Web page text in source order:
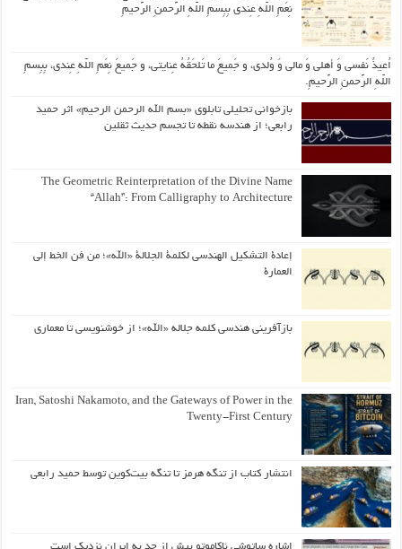
نِعَمِ اللّهِ عِندی بِبِسمِ اللّهِ الرَّحمنِ الرَّحیمِ
اُعیذُ نَفسی وَ أهلی وَ مالی وَ وُلدی، و جَمیعَ ما تَلحَقُهُ عِنایتی، و جَمیعَ نِعَمِ اللّهِ عِندی، بِبِسمِ
اللّهِ الرَّحمنِ الرَّحیمِ.
بازخوانی تحلیلی تابلوی «بسم الله الرحمن الرحیم» اثر حمید
رابعی؛ از هندسه نقطه تا تجسم حدیث ثقلین
The Geometric Reinterpretation of the Divine Name
“Allah”: From Calligraphy to Architecture
إعادة التشكيل الهندسي لكلمة الجلالة «الله»؛ من فن الخط إلى
العمارة
بازآفرینی هندسی کلمه جلاله «الله»؛ از خوشنویسی تا معماری
Iran, Satoshi Nakamoto, and the Gateways of Power in the
Twenty-First Century
انتشار کتاب از تنگه هرمز تا تنگه بیت‌کوین توسط حمید رابعی